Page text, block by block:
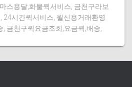
스용달,화물퀵서비스, 금천구라보
24시간퀵서비스, 월신용거래환영
, 금천구퀵요금조회,요금퀵,배송,